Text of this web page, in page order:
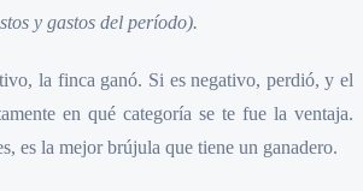
y gastos del período).
la finca ganó. Si es negativo, perdió, y el
en qué categoría se te fue la ventaja.
es la mejor brújula que tiene un ganadero.